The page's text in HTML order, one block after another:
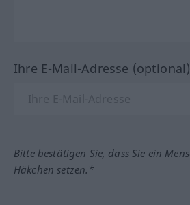
Ihre E-Mail-Adresse (optional)
Bitte bestätigen Sie, dass Sie ein
Häkchen setzen.*